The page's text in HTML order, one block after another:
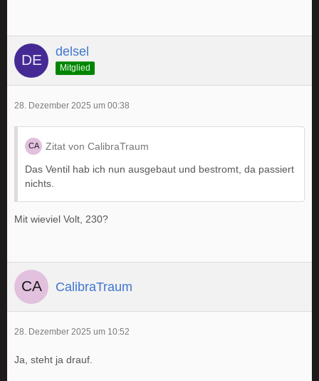
delsel
Mitglied
28. Dezember 2025 um 00:38
Zitat von CalibraTraum
Das Ventil hab ich nun ausgebaut und bestromt, da passiert
nichts.
Mit wieviel Volt, 230?
CalibraTraum
28. Dezember 2025 um 10:52
Ja, steht ja drauf.